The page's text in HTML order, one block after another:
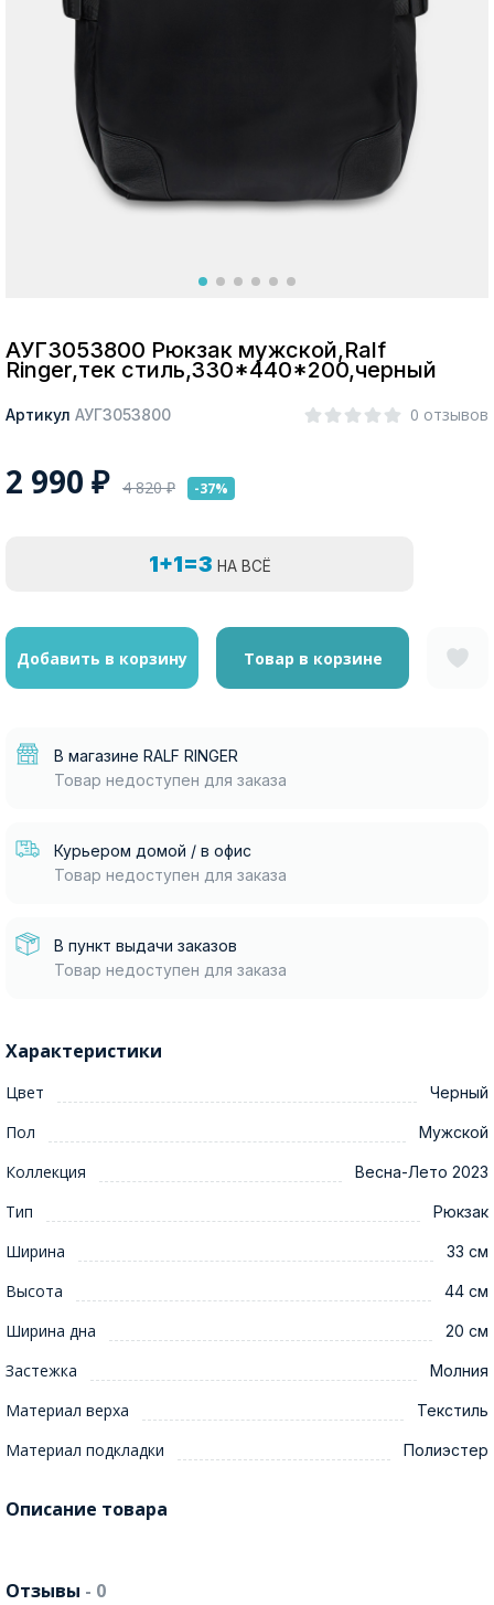
Москва
Да, все верно Изменить город
АУГЗ053800 Рюкзак мужской,Ralf
Ringer,тек стиль,330*440*200,черный
Артикул АУГЗ053800 0 отзывов
2 990 ₽ 4 820₽ -37%
1+1=3 НА ВСЁ
Добавить в корзину Товар в корзине
В магазине RALF RINGER
Товар недоступен для заказа
Курьером домой / в офис
Товар недоступен для заказа
В пункт выдачи заказов
Товар недоступен для заказа
Характеристики
Цвет Черный
Пол Мужской
Коллекция Весна-Лето 2023
Тип Рюкзак
Ширина 33 см
Высота 44 см
Ширина дна 20 см
Застежка Молния
Материал верха Текстиль
Материал подкладки Полиэстер
Описание товара
Отзывы - 0